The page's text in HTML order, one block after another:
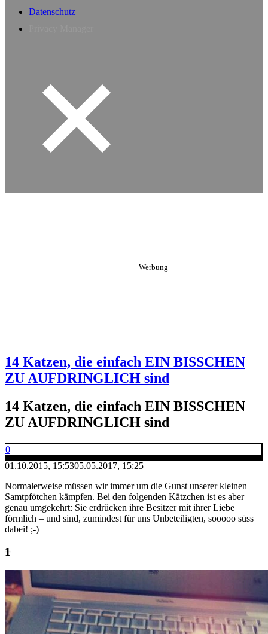
Datenschutz
14 Katzen, die einfach EIN BISSCHEN
ZU AUFDRINGLICH sind
14 Katzen, die einfach EIN BISSCHEN
ZU AUFDRINGLICH sind
0
01.10.2015, 15:5305.05.2017, 15:25
Normalerweise müssen wir immer um die Gunst unserer kleinen
Samtpfötchen kämpfen. Bei den folgenden Kätzchen ist es aber
genau umgekehrt: Sie erdrücken ihre Besitzer mit ihrer Liebe
förmlich – und sind, zumindest für uns Unbeteiligten, sooooo süss
dabei! ;-)